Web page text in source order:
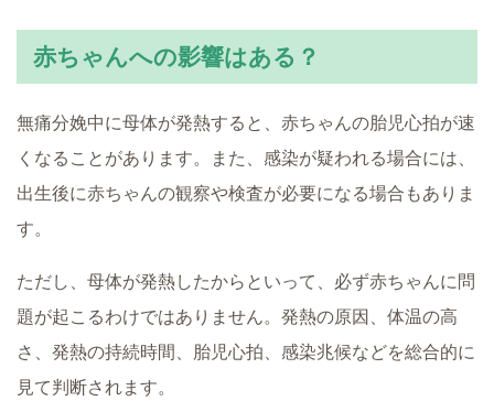
赤ちゃんへの影響はある？
無痛分娩中に母体が発熱すると、赤ちゃんの胎児心拍が速
くなることがあります。また、感染が疑われる場合には、
出生後に赤ちゃんの観察や検査が必要になる場合もありま
す。
ただし、母体が発熱したからといって、必ず赤ちゃんに問
題が起こるわけではありません。発熱の原因、体温の高
さ、発熱の持続時間、胎児心拍、感染兆候などを総合的に
見て判断されます。